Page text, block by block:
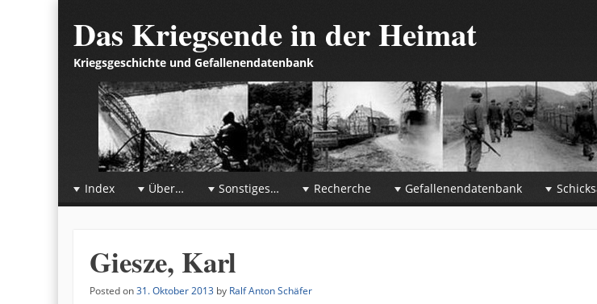
Das Kriegsende in der Heimat
Kriegsgeschichte und Gefallenendatenbank
☰Menu
Skip to content
Index Über… Sonstiges… Recherche Gefallenendatenbank
Giesze, Karl
Posted on 31. Oktober 2013by Ralf Anton Schäfer